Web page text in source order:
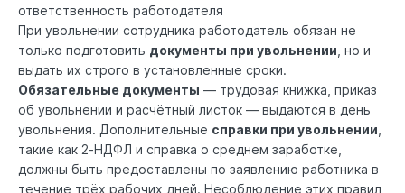
ответственность работодателя
При увольнении сотрудника работодатель обязан не
только подготовить документы при увольнении , но и
выдать их строго в установленные сроки.
Обязательные документы — трудовая книжка, приказ
об увольнении и расчётный листок — выдаются в день
увольнения. Дополнительные справки при увольнении
такие как 2‑НДФЛ и справка о среднем заработке,
должны быть предоставлены по заявлению работника в
течение трёх рабочих дней. Несоблюдение этих правил